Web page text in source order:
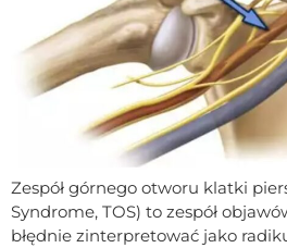
Zespół górnego otworu klatki
Syndrome, TOS) to zespół
błędnie zinterpretować jako